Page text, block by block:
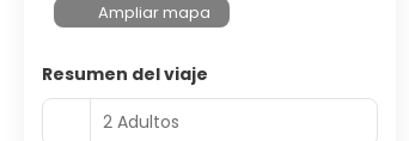
Ampliar mapa
Resumen del viaje
2 Adultos